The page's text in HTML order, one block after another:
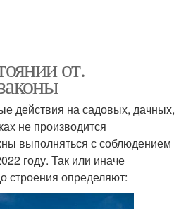
от.
действия на садовых, дачных,
не производится
выполняться с соблюдением
году. Так или иначе
строения определяют: